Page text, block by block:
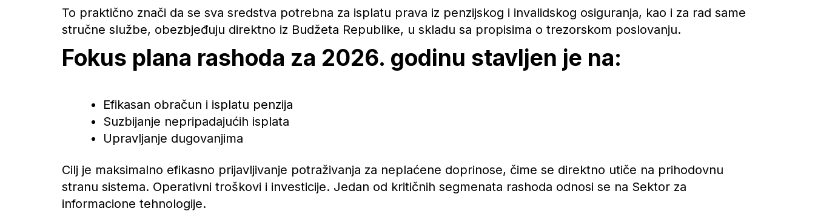
To praktično znači da se sva sredstva potrebna za isplatu prava iz penzijskog i invalidskog osiguranja, kao i za rad same
stručne službe, obezbjeđuju direktno iz Budžeta Republike, u skladu sa propisima o trezorskom poslovanju.
Fokus plana rashoda za 2026. godinu stavljen je na:
Efikasan obračun i isplatu penzija
Suzbijanje nepripadajućih isplata
Upravljanje dugovanjima
Cilj je maksimalno efikasno prijavljivanje potraživanja za neplaćene doprinose, čime se direktno utiče na prihodovnu
stranu sistema. Operativni troškovi i investicije. Jedan od kritičnih segmenata rashoda odnosi se na Sektor za
informacione tehnologije.